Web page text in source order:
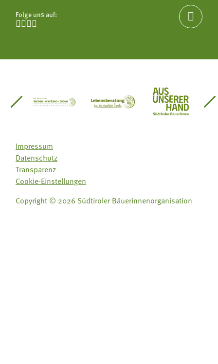
Folge uns auf:


Südtirol
Gärtnervereinigung
Sozialgenossenschaft Mit Bäuerinnen lernen -
Lebensberatung für dieAus unserer
Impressum
Datenschutz
Transparenz
Cookie-Einstellungen
Copyright © 2026 Südtiroler Bäuerinnenorganisation